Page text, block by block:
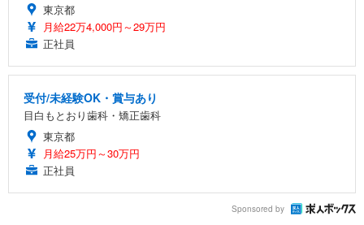
東京都
月給22万4,000円～29万円
正社員
受付/未経験OK・賞与あり
目白もとおり歯科・矯正歯科
東京都
月給25万円～30万円
正社員
Sponsored by